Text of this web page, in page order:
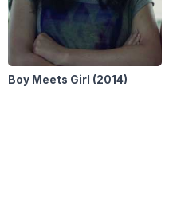
Boy Meets Girl (2014)